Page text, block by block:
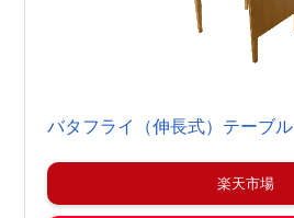
バタフライ（伸長式）テーブル
楽天市場